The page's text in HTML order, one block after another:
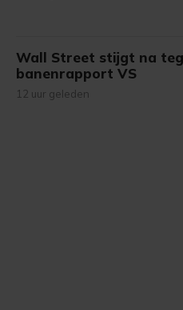
Wall Street stijgt na
banenrapport VS
12 uur geleden